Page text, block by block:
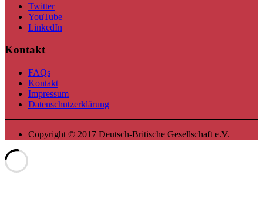
Twitter
YouTube
LinkedIn
Kontakt
FAQs
Kontakt
Impressum
Datenschutzerklärung
Copyright © 2017 Deutsch-Britische Gesellschaft e.V.